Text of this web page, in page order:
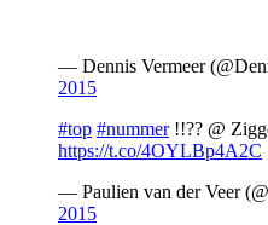
— Dennis Vermeer
2015
#top #nummer!!?? @
https://t.co/4OYLBp4A2C
— Paulien van der Veer
2015